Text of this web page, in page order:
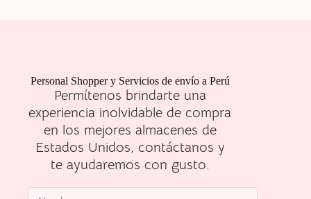
Personal Shopper y Servicios de envío a Perú
Permítenos brindarte una
experiencia inolvidable de compra
en los mejores almacenes de
Estados Unidos, contáctanos y
te ayudaremos con gusto.